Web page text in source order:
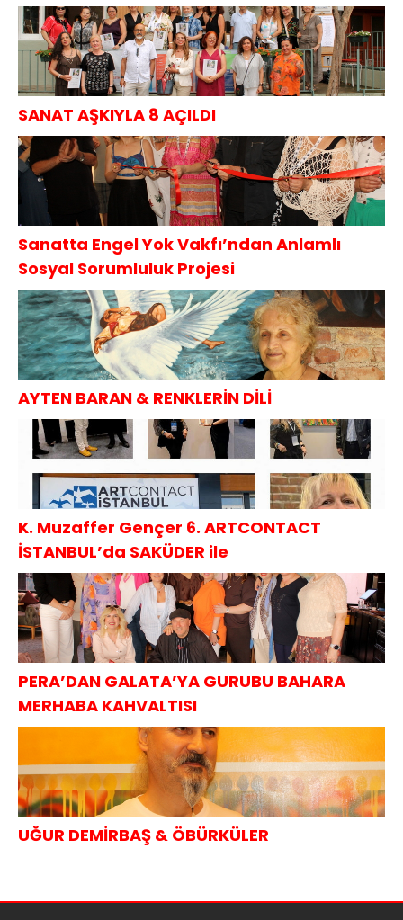
SANAT AŞKIYLA 8 AÇILDI
Sanatta Engel Yok Vakfı’ndan Anlamlı
Sosyal Sorumluluk Projesi
AYTEN BARAN & RENKLERİN DİLİ
K. Muzaffer Gençer 6. ARTCONTACT
İSTANBUL’da SAKÜDER ile
PERA’DAN GALATA’YA GURUBU BAHARA
MERHABA KAHVALTISI
UĞUR DEMİRBAŞ & ÖBÜRKÜLER